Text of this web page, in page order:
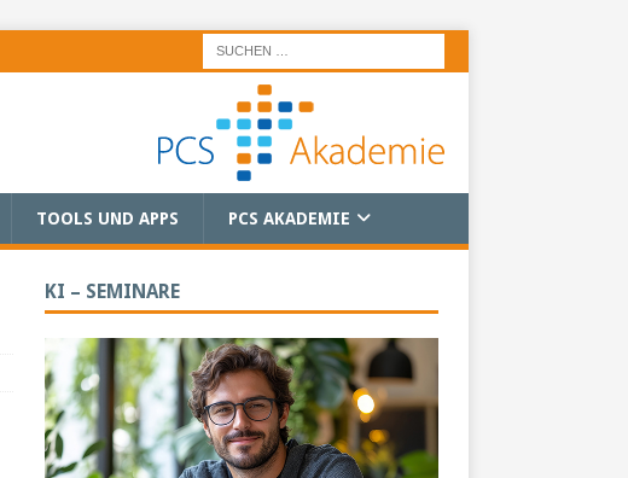
TOOLS UND APPS PCS AKADEMIE
KI – SEMINARE